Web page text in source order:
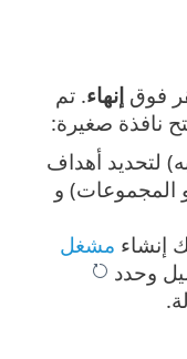
فوق إنهاء. تم
نافذة صغيرة:
لتحديد أهداف
المجموعات) و
إنشاء مشغل
وحدد